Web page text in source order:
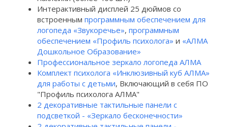
Интерактивный дисплей 25 дюймов со
встроенным программным обеспечением для
логопеда «Звукоречье», программным
обеспечением «Профиль психолога» и «АЛМА
Дошкольное Образование»
Профессиональное зеркало логопеда АЛМА
Комплект психолога «Инклюзивный куб АЛМА»
для работы с детьми, Включающий в себя ПО
"Профиль психолога АЛМА"
2 декоративные тактильные панели с
подсветкой - «Зеркало бесконечности»